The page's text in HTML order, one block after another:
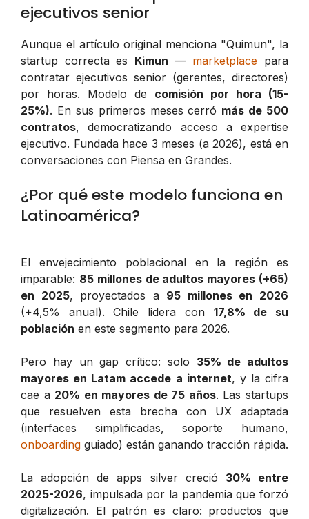
ejecutivos senior
Aunque el artículo original menciona "Quimun", la
startup correcta es Kimun — marketplace para
contratar ejecutivos senior (gerentes, directores)
por horas. Modelo de comisión por hora (15-
25%). En sus primeros meses cerró más de 500
contratos, democratizando acceso a expertise
ejecutivo. Fundada hace 3 meses (a 2026), está en
conversaciones con Piensa en Grandes.
¿Por qué este modelo funciona en
Latinoamérica?
El envejecimiento poblacional en la región es
imparable: 85 millones de adultos mayores (+65)
en 2025, proyectados a 95 millones en 2026
(+4,5% anual). Chile lidera con 17,8% de su
población en este segmento para 2026.
Pero hay un gap crítico: solo 35% de adultos
mayores en Latam accede a internet, y la cifra
cae a 20% en mayores de 75 años. Las startups
que resuelven esta brecha con UX adaptada
(interfaces simplificadas, soporte humano,
onboarding guiado) están ganando tracción rápida.
La adopción de apps silver creció 30% entre
2025-2026, impulsada por la pandemia que forzó
digitalización. El patrón es claro: productos que